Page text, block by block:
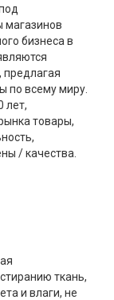
магазинов
бизнеса в
предлагая
по всему миру.
лет,
товары,
/ качества.
ткань,
и влаги, не